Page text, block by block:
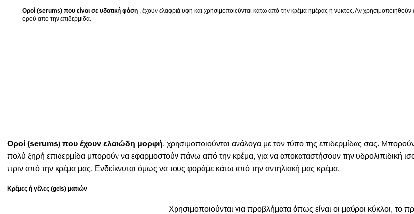
Οροί (serums) που είναι σε υδατική φάση , έχουν ελαφριά υφή και χρησιμοποιούνται κάτω από την κρέμα ημέρας ή νυκτός. Αν
ορού από την επιδερμίδα.
Οροί (serums) που έχουν ελαιώδη μορφή, χρησιμοποιούνται ανάλογα με τον τύπο της επιδερμίδας σας.
πολύ ξηρή επιδερμίδα μπορούν να εφαρμοστούν πάνω από την κρέμα, για να αποκαταστήσουν την υδρολιπιδική
πριν από την κρέμα μας. Ενδείκνυται όμως να τους φοράμε κάτω από την αντηλιακή μας κρέμα.
Κρέμες ή γέλες (gels) ματιών
Χρησιμοποιούνται για προβλήματα όπως είναι οι μαύροι κύκλοι, το